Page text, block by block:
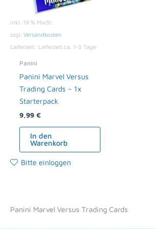
inkl. 19 % MwSt.
zzgl. Versandkosten
Lieferzeit: Lieferzeit ca. 1-3 Tage
Panini
Panini Marvel Versus
Trading Cards – 1x
Starterpack
9,99 €
In den
Warenkorb
Bitte einloggen
Panini Marvel Versus Trading Cards